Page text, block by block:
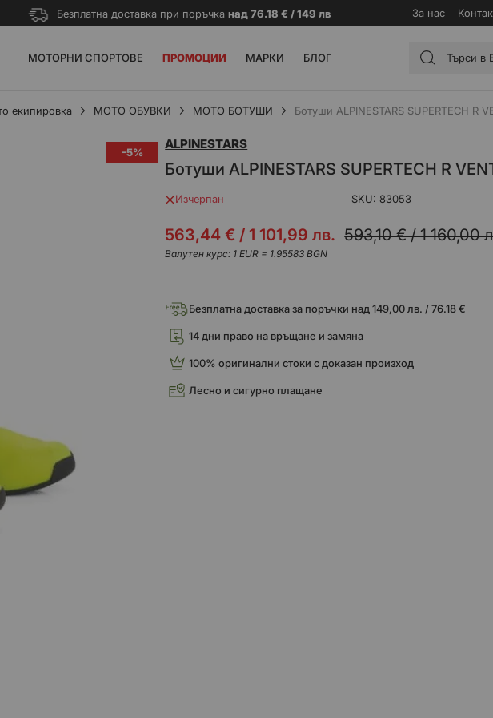
Безплатна доставка при поръчка над 76.18 € / 149 лв За нас
МОТОРНИ СПОРТОВЕ ПРОМОЦИИ МАРКИ БЛОГ
екипировка МОТО ОБУВКИ МОТО БОТУШИ Ботуши ALPINESTARS SUPERTECH R
-5%
Ботуши ALPINESTARS SUPERTECH R
ALPINESTARS
Изчерпан SKU 83053
Промо
цена
563,44 € /1 101,99 лв. 593,10 €/1 160,00
Валутен курс: 1 EUR = 1.95583 BGN
Безплатна доставка за поръчки над 149,00 лв. / 76.18 €
14 дни право на връщане и замяна
100% оригинални стоки с доказан произход
Лесно и сигурно плащане